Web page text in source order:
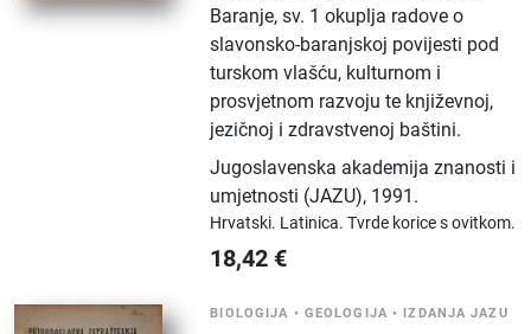
Baranje, sv. 1 okuplja radove o
slavonsko-baranjskoj povijesti pod
turskom vlašću, kulturnom i
prosvjetnom razvoju te književnoj,
jezičnoj i zdravstvenoj baštini.
Jugoslavenska akademija znanosti i
umjetnosti (JAZU), 1991.
Hrvatski. Latinica.Tvrde korice s ovitkom.
18,42 €
BIOLOGIJA • GEOLOGIJA • IZDANJA JAZU